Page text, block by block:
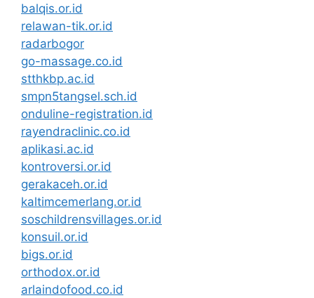
balqis.or.id
relawan-tik.or.id
radarbogor
go-massage.co.id
stthkbp.ac.id
smpn5tangsel.sch.id
onduline-registration.id
rayendraclinic.co.id
aplikasi.ac.id
kontroversi.or.id
gerakaceh.or.id
kaltimcemerlang.or.id
soschildrensvillages.or.id
konsuil.or.id
bigs.or.id
orthodox.or.id
arlaindofood.co.id